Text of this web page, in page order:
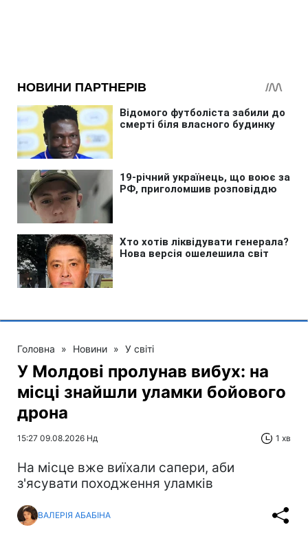
Головна » Новини » У світі
У Молдові пролунав вибух: на
місці знайшли уламки бойового
дрона
15:27 09.08.2026 Нд 1 хв
На місце вже виїхали сапери, аби
з'ясувати походження уламків
ВАЛЕРІЯ АБАБІНА